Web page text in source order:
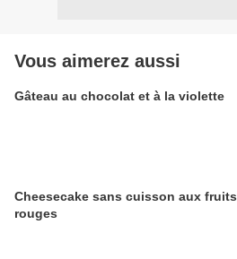
Vous aimerez aussi
Gâteau au chocolat et à la violette
Cheesecake sans cuisson aux fruits
rouges